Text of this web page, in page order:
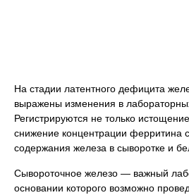
На стадии латентного дефицита
выражены изменения в
Регистрируются не только
снижение концентрации ферритина
содержания железа в сыворотке и
Сывороточное железо — важный
основании которого возможно